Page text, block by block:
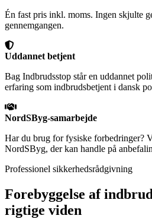
Én fast pris inkl. moms. Ingen skjulte
gennemgangen.
Uddannet betjent
Bag Indbrudsstop står en uddannet
erfaring som indbrudsbetjent i dansk
NordSByg-samarbejde
Har du brug for fysiske forbedringer?
NordSByg, der kan handle på
Professionel sikkerhedsrådgivning
Forebyggelse af
rigtige viden